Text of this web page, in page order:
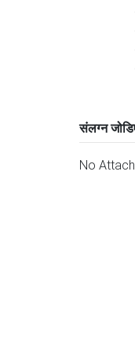
संलग्न
No